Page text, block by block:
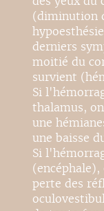
(diminution
derniers
moitié du
survient
Si
thalamus,
une
une baisse
Si
perte des